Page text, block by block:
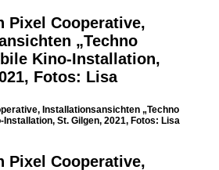
Installationsansichten „Techno
Installation, St. Gilgen, 2021, Fotos: Lisa